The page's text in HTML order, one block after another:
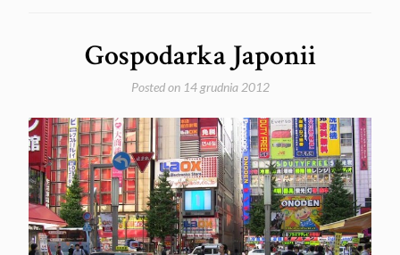
Gospodarka Japonii
Posted on 14 grudnia 2012